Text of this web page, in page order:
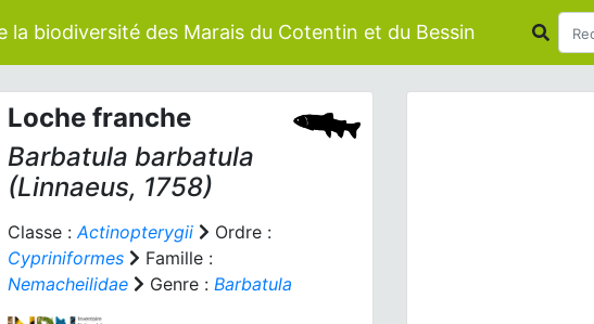
la biodiversité des Marais du Cotentin et du Bessin
Loche franche
Barbatula barbatula
(Linnaeus, 1758)
Classe :Actinopterygii
Ordre :
Cypriniformes
Famille :
Nemacheilidae
Genre :Barbatula